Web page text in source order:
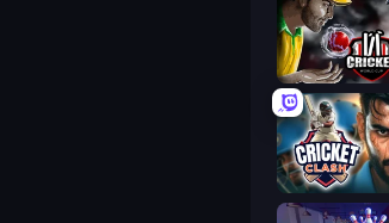
Cricket World
Cricket Clash